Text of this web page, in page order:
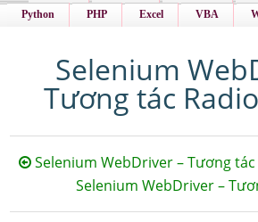
Python
PHP Excel VBA
Selenium
Tương tác
Selenium WebDriver – Tương tác
Selenium WebDriver –